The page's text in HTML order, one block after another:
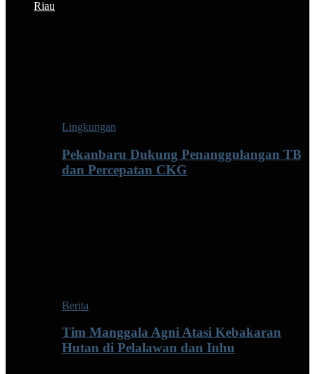
Riau
Lingkungan
Pekanbaru Dukung Penanggulangan TB
dan Percepatan CKG
Berita
Tim Manggala Agni Atasi Kebakaran
Hutan di Pelalawan dan Inhu